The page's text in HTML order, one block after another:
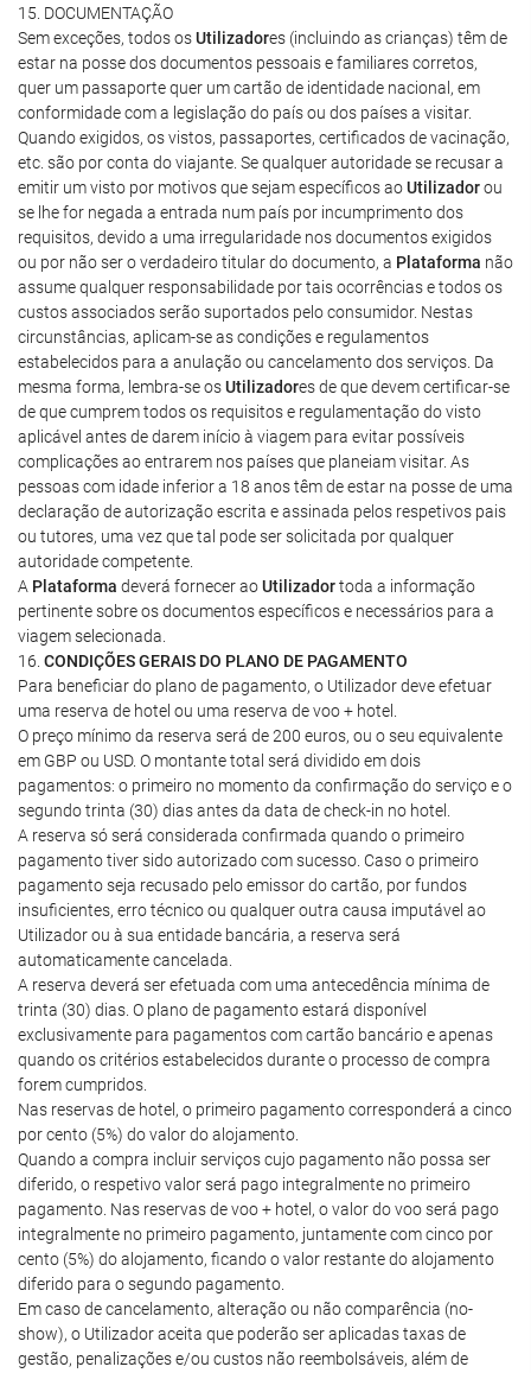
15. DOCUMENTAÇÃO
Sem exceções, todos osUtilizadores (incluindo as crianças) têm de
estar na posse dos documentos pessoais e familiares corretos,
quer um passaporte quer um cartão de identidade nacional, em
conformidade com a legislação do país ou dos países a visitar.
Quando exigidos, os vistos, passaportes, certificados de vacinação,
etc. são por conta do viajante. Se qualquer autoridade se recusar a
emitir um visto por motivos que sejam específicos aoUtilizadorou
se lhe for negada a entrada num país por incumprimento dos
requisitos, devido a uma irregularidade nos documentos exigidos
ou por não ser o verdadeiro titular do documento, a Plataforma não
assume qualquer responsabilidade por tais ocorrências e todos os
custos associados serão suportados pelo consumidor. Nestas
circunstâncias, aplicam-se as condições e regulamentos
estabelecidos para a anulação ou cancelamento dos serviços. Da
mesma forma, lembra-se osUtilizadores de que devem certificar-se
de que cumprem todos os requisitos e regulamentação do visto
aplicável antes de darem início à viagem para evitar possíveis
complicações ao entrarem nos países que planeiam visitar. As
pessoas com idade inferior a 18 anos têm de estar na posse de uma
declaração de autorização escrita e assinada pelos respetivos pais
ou tutores, uma vez que tal pode ser solicitada por qualquer
autoridade competente.
A Plataforma deverá fornecer aoUtilizadortoda a informação
pertinente sobre os documentos específicos e necessários para a
viagem selecionada.
16. CONDIÇÕES GERAIS DO PLANO DE PAGAMENTO
Para beneficiar do plano de pagamento, o Utilizador deve efetuar
uma reserva de hotel ou uma reserva de voo + hotel.
O preço mínimo da reserva será de 200 euros, ou o seu equivalente
em GBP ou USD. O montante total será dividido em dois
pagamentos: o primeiro no momento da confirmação do serviço e o
segundo trinta (30) dias antes da data de check-in no hotel.
A reserva só será considerada confirmada quando o primeiro
pagamento tiver sido autorizado com sucesso. Caso o primeiro
pagamento seja recusado pelo emissor do cartão, por fundos
insuficientes, erro técnico ou qualquer outra causa imputável ao
Utilizador ou à sua entidade bancária, a reserva será
automaticamente cancelada.
A reserva deverá ser efetuada com uma antecedência mínima de
trinta (30) dias. O plano de pagamento estará disponível
exclusivamente para pagamentos com cartão bancário e apenas
quando os critérios estabelecidos durante o processo de compra
forem cumpridos.
Nas reservas de hotel, o primeiro pagamento corresponderá a cinco
por cento (5%) do valor do alojamento.
Quando a compra incluir serviços cujo pagamento não possa ser
diferido, o respetivo valor será pago integralmente no primeiro
pagamento. Nas reservas de voo + hotel, o valor do voo será pago
integralmente no primeiro pagamento, juntamente com cinco por
cento (5%) do alojamento, ficando o valor restante do alojamento
diferido para o segundo pagamento.
Em caso de cancelamento, alteração ou não comparência (no-
show), o Utilizador aceita que poderão ser aplicadas taxas de
gestão, penalizações e/ou custos não reembolsáveis, além de